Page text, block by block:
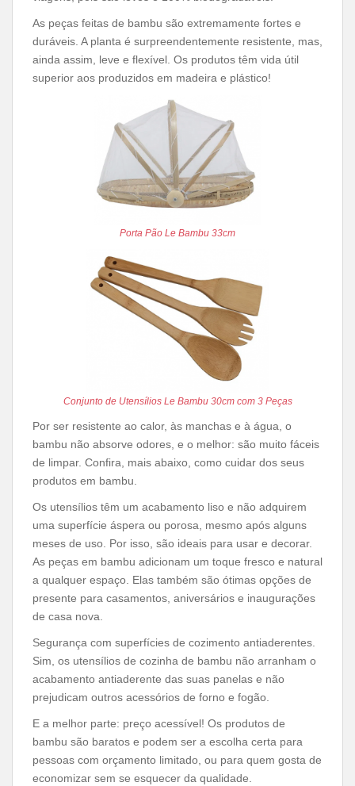
As peças feitas de bambu são extremamente fortes e
duráveis. A planta é surpreendentemente resistente, mas,
ainda assim, leve e flexível. Os produtos têm vida útil
superior aos produzidos em madeira e plástico!
Porta Pão Le Bambu 33cm
Conjunto de Utensílios Le Bambu 30cm com 3 Peças
Por ser resistente ao calor, às manchas e à água, o
bambu não absorve odores, e o melhor: são muito fáceis
de limpar. Confira, mais abaixo, como cuidar dos seus
produtos em bambu.
Os utensílios têm um acabamento liso e não adquirem
uma superfície áspera ou porosa, mesmo após alguns
meses de uso. Por isso, são ideais para usar e decorar.
As peças em bambu adicionam um toque fresco e natural
a qualquer espaço. Elas também são ótimas opções de
presente para casamentos, aniversários e inaugurações
de casa nova.
Segurança com superfícies de cozimento antiaderentes.
Sim, os utensílios de cozinha de bambu não arranham o
acabamento antiaderente das suas panelas e não
prejudicam outros acessórios de forno e fogão.
E a melhor parte: preço acessível! Os produtos de
bambu são baratos e podem ser a escolha certa para
pessoas com orçamento limitado, ou para quem gosta de
economizar sem se esquecer da qualidade.